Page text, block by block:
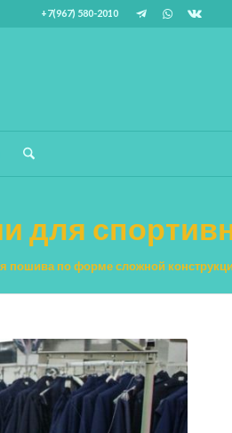
+7(967) 580-2010
для
пошива по форме сложной